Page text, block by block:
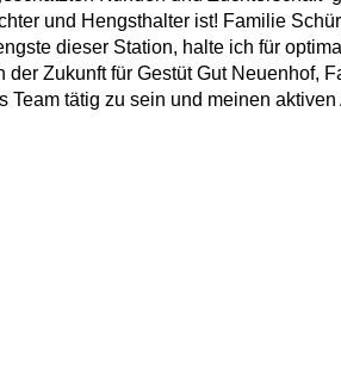
und Hengsthalter ist! Familie
dieser Station, halte ich für
Zukunft für Gestüt Gut Neuenhof,
tätig zu sein und meinen